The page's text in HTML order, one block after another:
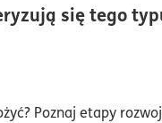
się tego
Poznaj etapy